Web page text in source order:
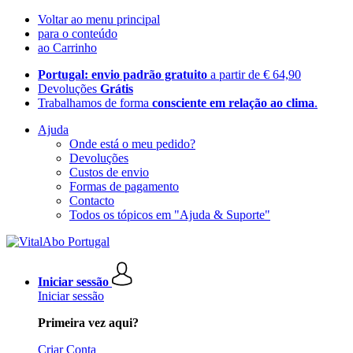
Voltar ao menu principal
para o conteúdo
ao Carrinho
Portugal: envio padrão gratuito a partir de € 64,90
Devoluções Grátis
Trabalhamos de forma consciente em relação ao clima.
Ajuda
Onde está o meu pedido?
Devoluções
Custos de envio
Formas de pagamento
Contacto
Todos os tópicos em "Ajuda & Suporte"
Iniciar sessão
Iniciar sessão
Primeira vez aqui?
Criar Conta